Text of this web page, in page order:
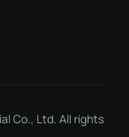
Co., Ltd. All rights